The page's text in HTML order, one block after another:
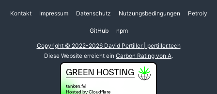
Kontakt Impressum Datenschutz Nutzungsbedingungen Petroly
GitHub npm
Copyright © 2022-2026 David Pertiller | pertiller.tech
Diese Website erreicht ein Carbon Rating von A.